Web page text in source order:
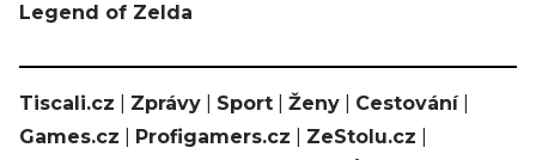
Legend of Zelda
Tiscali.cz Zprávy Sport Ženy Cestování|
Games.cz
Profigamers.cz ZeStolu.cz